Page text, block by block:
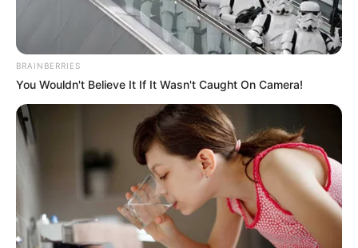
Mackenzie Davis
1
fans love
VOTE
BRAINBERRIES
You Wouldn't Believe It If It Wasn't Caught On Camera!